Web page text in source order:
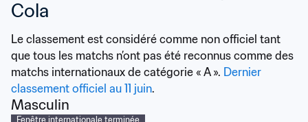
Cola
Le classement est considéré comme non officiel tant
que tous les matchs n’ont pas été reconnus comme des
matchs internationaux de catégorie « A ». Dernier
classement officiel au 11 juin.
Masculin
Fenêtre internationale terminée